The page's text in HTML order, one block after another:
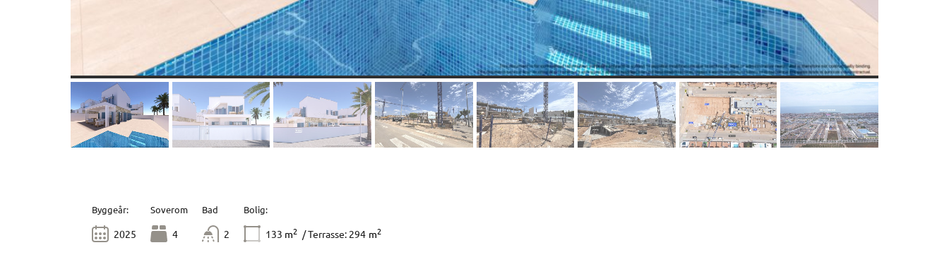
Byggeår:
2025
Soverom
4
Bad
2
Bolig:
133 m2 / Terrasse: 294 m2